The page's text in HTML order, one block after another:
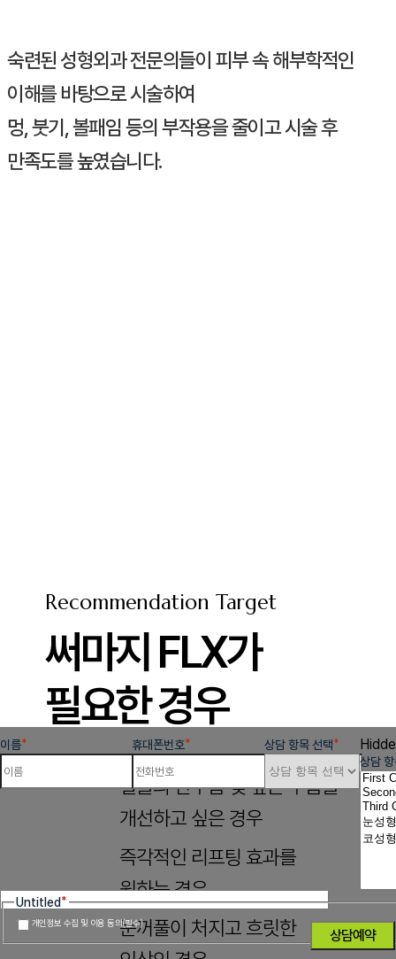
숙련된 성형외과 전문의들이 피부 속 해부학적인
이해를 바탕으로 시술하여
멍, 붓기, 볼패임 등의 부작용을 줄이고 시술 후
만족도를 높였습니다.
Recommendation Target
써마지 FLX가
필요한 경우
얼굴의 잔주름 및 깊은 주름을
개선하고 싶은 경우
즉각적인 리프팅 효과를
원하는 경우
눈꺼풀이 처지고 흐릿한
1 2
3 4
이름* 휴대폰번호* 상담 항목 선택*
Untitled *
개인정보 수집 및 이용 동의(필수)
상담